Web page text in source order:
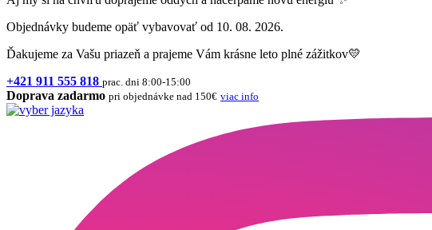
Objednávky budeme opäť vybavovať od 10. 08. 2026.
Ďakujeme za Vašu priazeň a prajeme Vám krásne leto plné zážitkov💛
+421 911 555 818 prac. dni 8:00-15:00
Doprava zadarmo pri objednávke nad 150€ viac info